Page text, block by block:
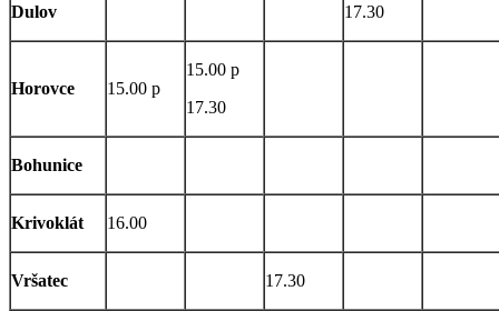
Dulov 17.30
Horovce 15.00 p
15.00 p
17.30
Bohunice
Krivoklát 16.00
Vršatec 17.30